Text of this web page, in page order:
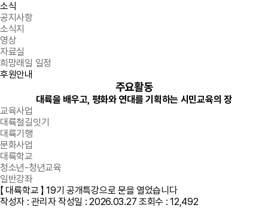
소식
공지사항
소식지
영상
자료실
희망래일 일정
후원안내
주요활동
대륙을 배우고, 평화와 연대를 기획하는 시민교육의 장
교육사업
대륙철길잇기
대륙기행
문화사업
대륙학교
청소년-청년교육
일반강좌
【 대륙학교 】 19기 공개특강으로 문을 열었습니다
작성자 : 관리자작성일 : 2026.03.27 조회수 : 12,492